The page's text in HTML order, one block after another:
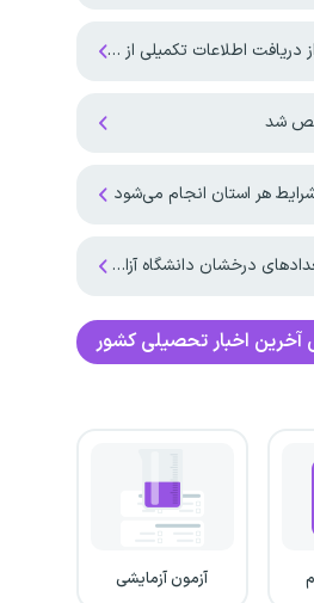
تکمیلی از وزارت آموزش و پرورش
شد
هر استان انجام می‌شود
دانشگاه آزاد اعلام شد
آخرین اخبار تحصیلی کشور
آزمون آزمایشی